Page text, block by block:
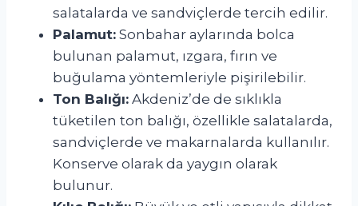
salatalarda ve sandviçlerde tercih edilir.
Palamut: Sonbahar aylarında bolca
bulunan palamut, ızgara, fırın ve
buğulama yöntemleriyle pişirilebilir.
Ton Balığı: Akdeniz’de de sıklıkla
tüketilen ton balığı, özellikle salatalarda,
sandviçlerde ve makarnalarda kullanılır.
Konserve olarak da yaygın olarak
bulunur.